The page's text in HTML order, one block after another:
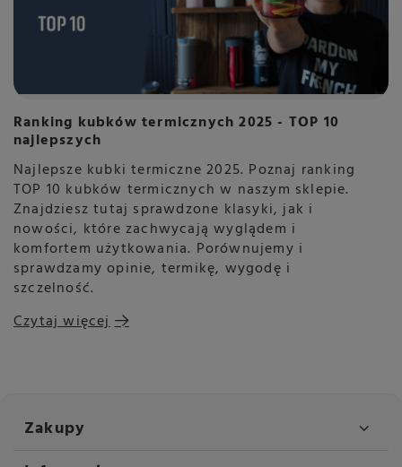
Ranking kubków termicznych 2025 - TOP 10
najlepszych
Najlepsze kubki termiczne 2025. Poznaj ranking
TOP 10 kubków termicznych w naszym sklepie.
Znajdziesz tutaj sprawdzone klasyki, jak i
nowości, które zachwycają wyglądem i
komfortem użytkowania. Porównujemy i
sprawdzamy opinie, termikę, wygodę i
szczelność.
Czytaj więcej
Zakupy